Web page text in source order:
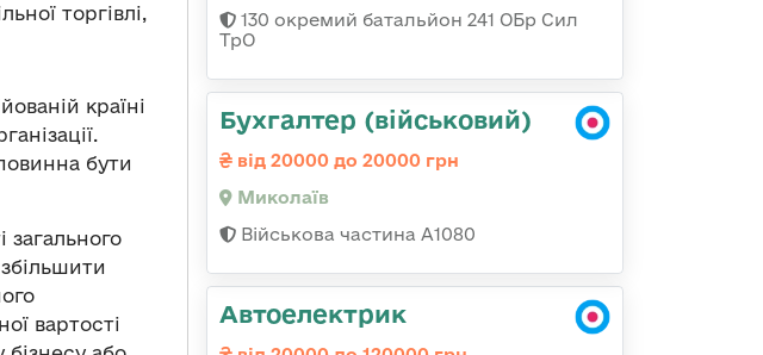
торгівлі,
країні
бути
загального
вартості
130 окремий батальйон 241 ОБр Сил
ТрО
Бухгалтер (військовий)
від 20000 до 20000 грн
Миколаїв
Військова частина А1080
Автоелектрик